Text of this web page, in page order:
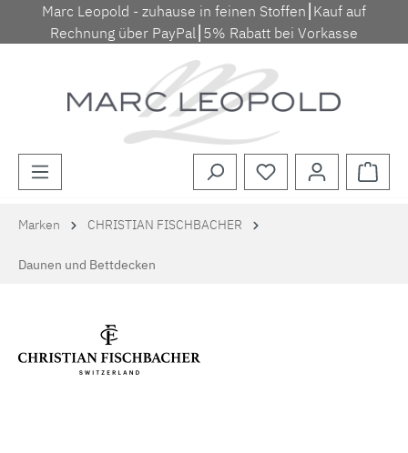
Zum Hauptinhalt springen
Marc Leopold - zuhause in feinen Stoffen⎮Kauf auf
Rechnung über PayPal⎮5% Rabatt bei Vorkasse
Marken CHRISTIAN FISCHBACHER
Daunen und Bettdecken